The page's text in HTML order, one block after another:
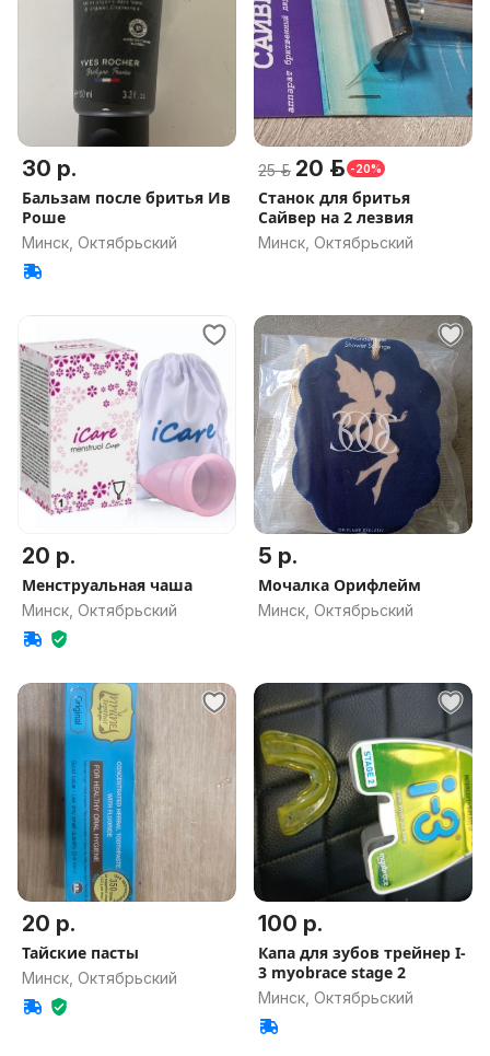
30 р.
Бальзам после бритья Ив
Роше
Минск, Октябрьский
25 р. 20 р. -20%
Станок для бритья
Сайвер на 2 лезвия
Минск, Октябрьский
20 р.
Менструальная чаша
Минск, Октябрьский
5 р.
Мочалка Орифлейм
Минск, Октябрьский
20 р.
Тайские пасты
Минск, Октябрьский
100 р.
Капа для зубов трейнер I-
3 myobrace stage 2
Минск, Октябрьский